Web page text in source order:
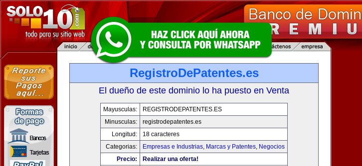
RegistroDePatentes.es
El dueño de este dominio lo ha puesto en Venta
Mayusculas:
REGISTRODEPATENTES.ES
Minusculas:
registrodepatentes.es
Longitud:
18 caracteres
Categorias:
Empresas e Industrias, Marcas y Patentes, Negocios
Precio:
Realizar una oferta!